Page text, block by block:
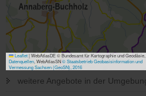
Leaflet |WebAtlasDE © Bundesamt für Kartographie und Geodäsie,
Datenquellen , WebAtlasSN© Staatsbetrieb Geobasisinformation und
Vermessung Sachsen (GeoSN), 2016
weitere Angebote in der